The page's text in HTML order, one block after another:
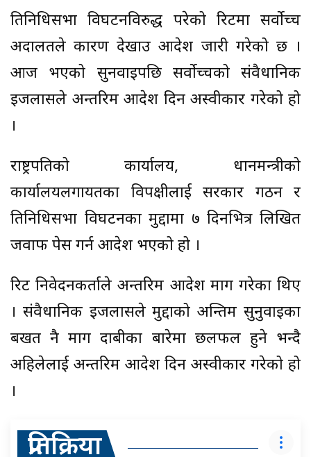
प्रतिनिधिसभा विघटनविरुद्ध परेको रिटमा सर्वोच्च
अदालतले कारण देखाउ आदेश जारी गरेको छ ।
आज भएको सुनवाइपछि सर्वोच्चको संवैधानिक
इजलासले अन्तरिम आदेश दिन अस्वीकार गरेको हो
।
राष्ट्रपतिको कार्यालय, प्रधानमन्त्रीको
कार्यालयलगायतका विपक्षीलाई सरकार गठन र
प्रतिनिधिसभा विघटनका मुद्दामा ७ दिनभित्र लिखित
जवाफ पेस गर्न आदेश भएको हो ।
रिट निवेदनकर्ताले अन्तरिम आदेश माग गरेका थिए
। संवैधानिक इजलासले मुद्दाको अन्तिम सुनुवाइका
बखत नै माग दाबीका बारेमा छलफल हुने भन्दै
अहिलेलाई अन्तरिम आदेश दिन अस्वीकार गरेको हो
।
प्रतिक्रिया